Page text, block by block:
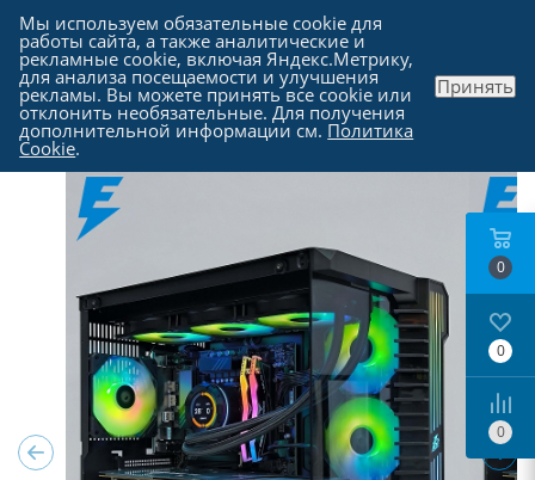
Каталог
0
0
0
Мы используем обязательные cookie для
работы сайта, а также аналитические и
рекламные cookie, включая Яндекс.Метрику,
для анализа посещаемости и улучшения
рекламы. Вы можете принять все cookie или
отклонить необязательные. Для получения
дополнительной информации см. Политика
Cookie.
Принять